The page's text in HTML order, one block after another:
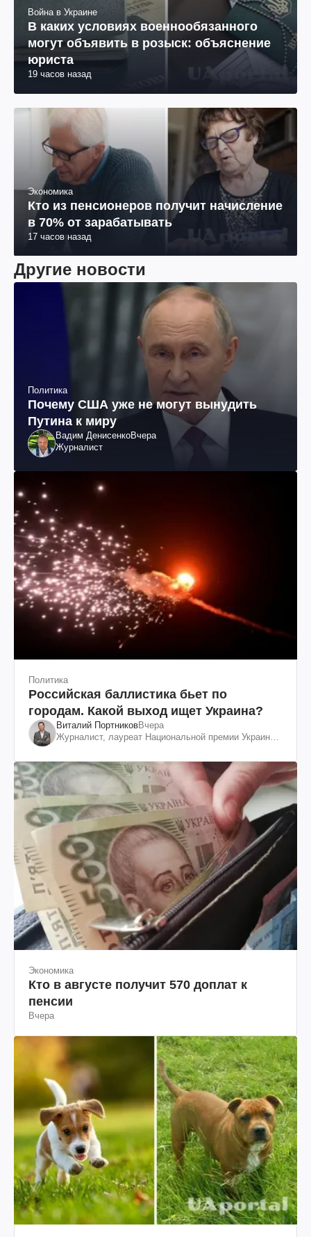
Война в Украине
В каких условиях военнообязанного
могут объявить в розыск: объяснение
юриста
19 часов назад
Экономика
Кто из пенсионеров получит начисление
в 70% от зарабатывать
17 часов назад
Другие новости
Политика
Почему США уже не могут вынудить
Путина к миру
Вадим ДенисенкоВчера
Журналист
Политика
Российская баллистика бьет по
городам. Какой выход ищет Украина?
Виталий ПортниковВчера
Журналист, лауреат Национальной премии Украины
Экономика
Кто в августе получит 570 доплат к
пенсии
Вчера